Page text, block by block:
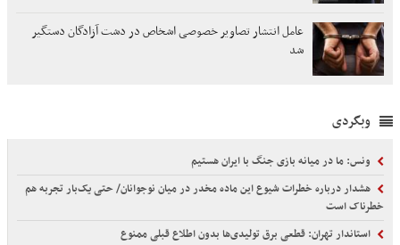
عامل انتشار تصاویر خصوصی اشخاص در دشت آزادگان دستگیر
شد
وبگردی
ونس: ما در میانه بازی جنگ با ایران هستیم
هشدار درباره خطرات شیوع این ماده مخدر در میان نوجوانان/ حتی یک‌بار تجربه هم
خطرناک است
استاندار تهران: قطعی برق تولیدی‌ها بدون اطلاع قبلی ممنوع